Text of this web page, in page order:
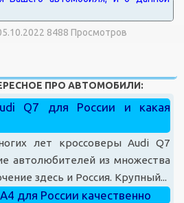
8488 Просмотров
ПРО АВТОМОБИЛИ:
Q7 для России и какая
лет кроссоверы Audi Q7
автолюбителей из множества
здесь и Россия. Крупный...
для России качественно